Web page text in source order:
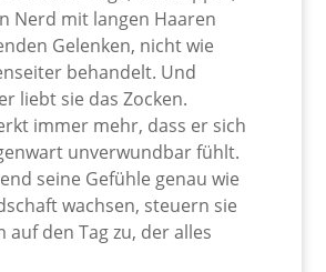
Nerd mit langen Haaren
Gelenken, nicht wie
behandelt. Und
liebt sie das Zocken.
immer mehr, dass er sich
unverwundbar fühlt.
seine Gefühle genau wie
wachsen, steuern sie
auf den Tag zu, der alles